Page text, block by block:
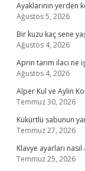
Ayaklarının yerden
Ağustos 5, 2026
Bir kuzu kaç sene
Ağustos 4, 2026
Aprin tarım ilacı ne
Ağustos 4, 2026
Alper Kul ve Aylin
Temmuz 30, 2026
Kükürtlü sabunun
Temmuz 27, 2026
Klavye ayarları nasıl
Temmuz 25, 2026